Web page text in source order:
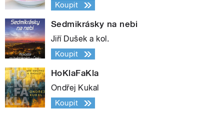
Koupit
Sedmikrásky na nebi
Jiří Dušek a kol.
Koupit
HoKlaFaKla
Ondřej Kukal
Koupit